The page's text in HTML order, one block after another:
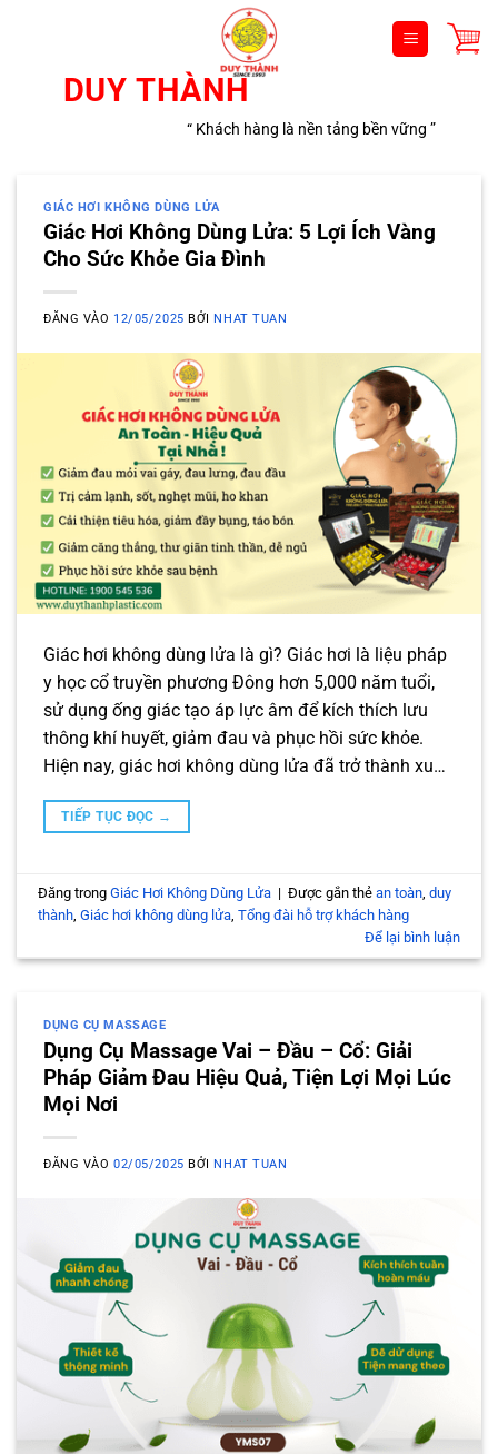
DUY THÀNH
“ Khách hàng là nền tảng bền vững ”
GIÁC HƠI KHÔNG DÙNG LỬA
Giác Hơi Không Dùng Lửa: 5 Lợi Ích Vàng
Cho Sức Khỏe Gia Đình
ĐĂNG VÀO 12/05/2025 BỞI NHAT TUAN
Giác hơi không dùng lửa là gì? Giác hơi là liệu pháp
y học cổ truyền phương Đông hơn 5,000 năm tuổi,
sử dụng ống giác tạo áp lực âm để kích thích lưu
thông khí huyết, giảm đau và phục hồi sức khỏe.
Hiện nay, giác hơi không dùng lửa đã trở thành xu…
TIẾP TỤC ĐỌC →
Đăng trongGiác Hơi Không Dùng Lửa | Được gắn thẻan toàn ,duy
thành ,Giác hơi không dùng lửa ,Tổng đài hỗ trợ khách hàng
Để lại bình luận
DỤNG CỤ MASSAGE
Dụng Cụ Massage Vai – Đầu – Cổ: Giải
Pháp Giảm Đau Hiệu Quả, Tiện Lợi Mọi Lúc
Mọi Nơi
ĐĂNG VÀO02/05/2025 BỞI NHAT TUAN